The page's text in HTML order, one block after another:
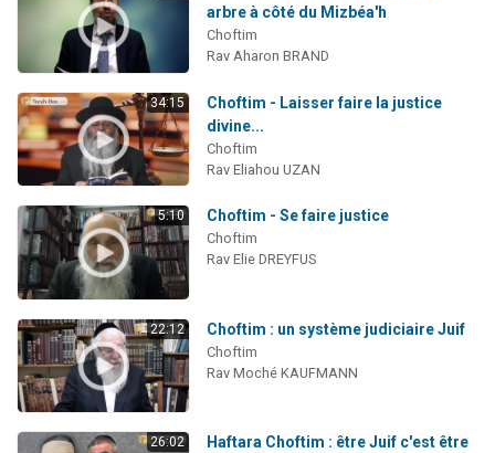
arbre à côté du Mizbéa'h
Choftim
Rav Aharon BRAND
34:15
Choftim - Laisser faire la justice
divine...
Choftim
Rav Eliahou UZAN
5:10 Choftim - Se faire justice
Choftim
Rav Elie DREYFUS
22:12 Choftim : un système judiciaire Juif
Choftim
Rav Moché KAUFMANN
26:02
Haftara Choftim : être Juif c'est être